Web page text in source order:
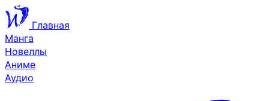
Главная
Манга
Новеллы
Аниме
Аудио